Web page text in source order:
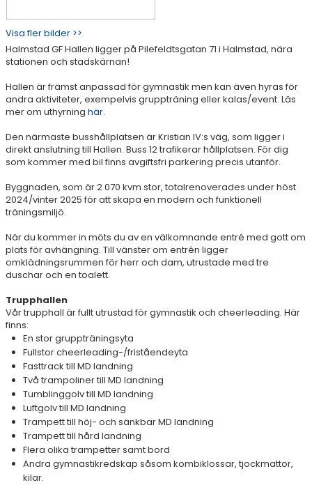
Visa fler bilder >>
Halmstad GF Hallen ligger på Pilefeldtsgatan 71 i Halmstad, nära
stationen och stadskärnan!
Hallen är främst anpassad för gymnastik men kan även hyras för
andra aktiviteter, exempelvis gruppträning eller kalas/event. Läs
mer om uthyrning här.
Den närmaste busshållplatsen är Kristian IV:s väg, som ligger i
direkt anslutning till Hallen. Buss 12 trafikerar hållplatsen. För dig
som kommer med bil finns avgiftsfri parkering precis utanför.
Byggnaden, som är 2 070 kvm stor, totalrenoverades under höst
2024/vinter 2025 för att skapa en modern och funktionell
träningsmiljö.
När du kommer in möts du av en välkomnande entré med gott om
plats för avhängning. Till vänster om entrén ligger
omklädningsrummen för herr och dam, utrustade med tre
duschar och en toalett.
Trupphallen
Vår trupphall är fullt utrustad för gymnastik och cheerleading. Här
finns:
En stor gruppträningsyta
Fullstor cheerleading-/friståendeyta
Fasttrack till MD landning
Två trampoliner till MD landning
Tumblinggolv till MD landning
Luftgolv till MD landning
Trampett till höj- och sänkbar MD landning
Trampett till hård landning
Flera olika trampetter samt bord
Andra gymnastikredskap såsom kombiklossar, tjockmattor,
kilar.